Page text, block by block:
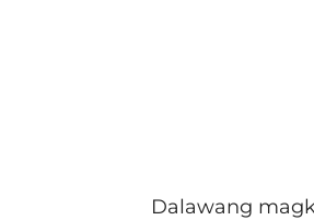
Dalawang